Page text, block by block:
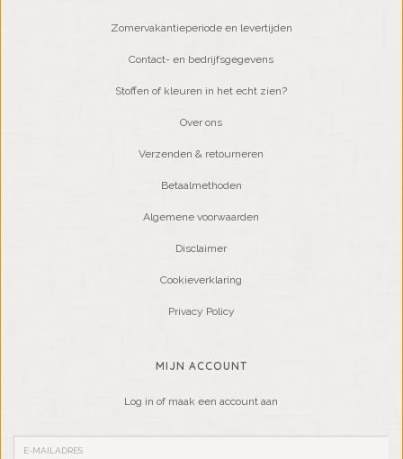
Zomervakantieperiode en levertijden
Contact- en bedrijfsgegevens
Stoffen of kleuren in het echt zien?
Over ons
Verzenden & retourneren
Betaalmethoden
Algemene voorwaarden
Disclaimer
Cookieverklaring
Privacy Policy
MIJN ACCOUNT
Log in of maak een account aan